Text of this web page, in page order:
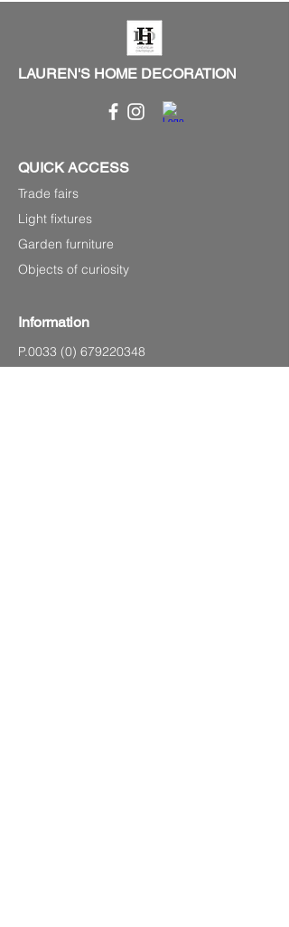
LAUREN'S HOME DECORATION
QUICK ACCESS
Trade fairs
Light fixtures
Garden furniture
Objects of curiosity
Information
P.0033 (0) 679220348